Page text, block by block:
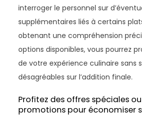
interroger le personnel sur
supplémentaires liés à certains
obtenant une compréhension
options disponibles, vous pourrez
de votre expérience culinaire sans
désagréables sur l’addition finale.
Profitez des offres spéciales
promotions pour économiser